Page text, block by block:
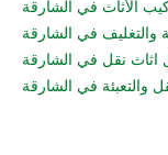
الأثاث في الشارقة
والتغليف في الشارقة
اثاث نقل في الشارقة
والتعبئة في الشارقة